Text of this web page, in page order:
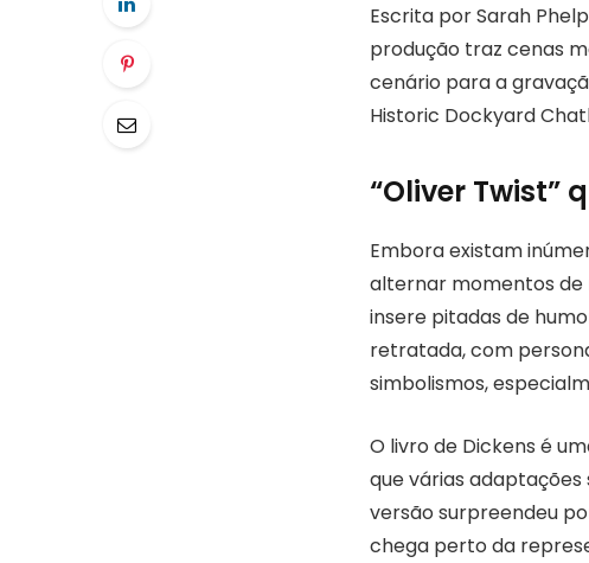
Escrita por Sarah
produção traz cenas
cenário para a
Historic Dockyard
“Oliver Twist”
Embora existam
alternar momentos de
insere pitadas de
retratada, com
simbolismos,
O livro de Dickens é
que várias adaptações
versão surpreendeu
chega perto da